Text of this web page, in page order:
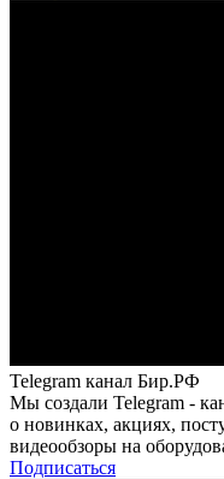
Telegram канал Бир.РФ
Мы создали Telegram -
о новинках, акциях,
видеообзоры на
Подписаться